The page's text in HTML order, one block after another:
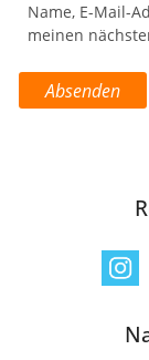
Name, E-Mail-
meinen